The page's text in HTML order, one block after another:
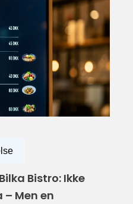
Bistro: Ikke
– Men en